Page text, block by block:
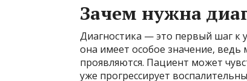
Зачем нужна
Диагностика — это первый шаг к
она имеет особое значение, ведь
проявляются. Пациент может
уже прогрессирует